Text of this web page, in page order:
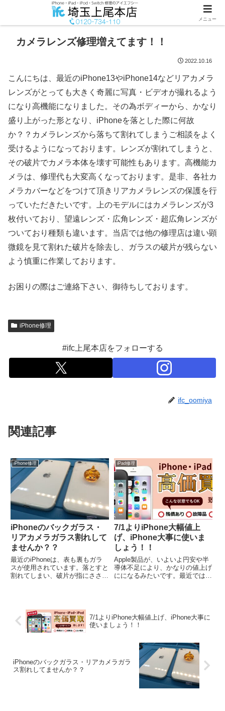
カメラレンズ修理増えてます！！
2022.10.16
こんにちは、最近のiPhone13やiPhone14などリアカメラ
レンズがとっても大きく奇麗に写真・ビデオが撮れるよう
になり高機能になりました。その為ボディーから、かなり
盛り上がった形となり、iPhoneを落とした際に何故
か？？カメラレンズから落ちて割れてしまうご相談をよく
受けるようになっております。レンズが割れてしまうと、
その破片でカメラ本体を壊す可能性もあります。高機能カ
メラは、修理代も大変高くなっております。是非、各社カ
メラカバーなどをつけて頂きリアカメラレンズの保護を行
っていただきたいです。上のモデルにはカメラレンズが3
枚付いており、望遠レンズ・広角レンズ・超広角レンズが
ついており種類も違います。当店では他の修理店は違い顕
微鏡を見て割れた破片を除去し、ガラスの破片が残らない
よう慎重に作業しております。
お困りの際はご連絡下さい、御待ちしております。
iPhone修理
#ifc上尾本店をフォローする
ifc_oomiya
関連記事
iPhone修理
iPhoneのバックガラス・
リアカメラガラス割れして
ませんか？？
最近のiPhoneは、表も裏もガラ
スが使用されています。落とすと
割れてしまい、破片が指にささる
修理は結構時間がかかる修理にな
ります。元のガラスはがっち...
iPad修理
7/1よりiPhone大幅値上
げ、iPhone大事に使いま
しょう！！
Apple製品が、いよいよ円安や半
導体不足により、かなりの値上げ
にになるみたいです。最近では
iPhoneは保護ケース・...
7/1よりiPhone大幅値上げ、iPhone大事に
使いましょう！！
iPhoneのバックガラス・リアカメラガラ
ス割れしてませんか？？
メニュー